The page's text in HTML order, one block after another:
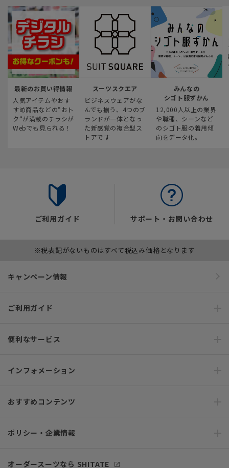
最新のお買い得情報
人気アイテムやおす
すめ商品などの“おト
ク“が満載のチラシが
Webでも見られる！
スーツスクエア
ビジネスウェアがな
んでも揃う、4つのブ
ランドが一体となっ
た新感覚の複合型ス
トアです
みんなの
シゴト服ずかん
12,000人以上の業界
や職種、シーンなど
のシゴト服の着用傾
向をデータ化。
ご利用ガイド サポート・お問い合わせ
※税表記がないものはすべて税込み価格となります
キャンペーン情報
ご利用ガイド
便利なサービス
インフォメーション
おすすめコンテンツ
ポリシー・企業情報
オーダースーツなら SHITATE